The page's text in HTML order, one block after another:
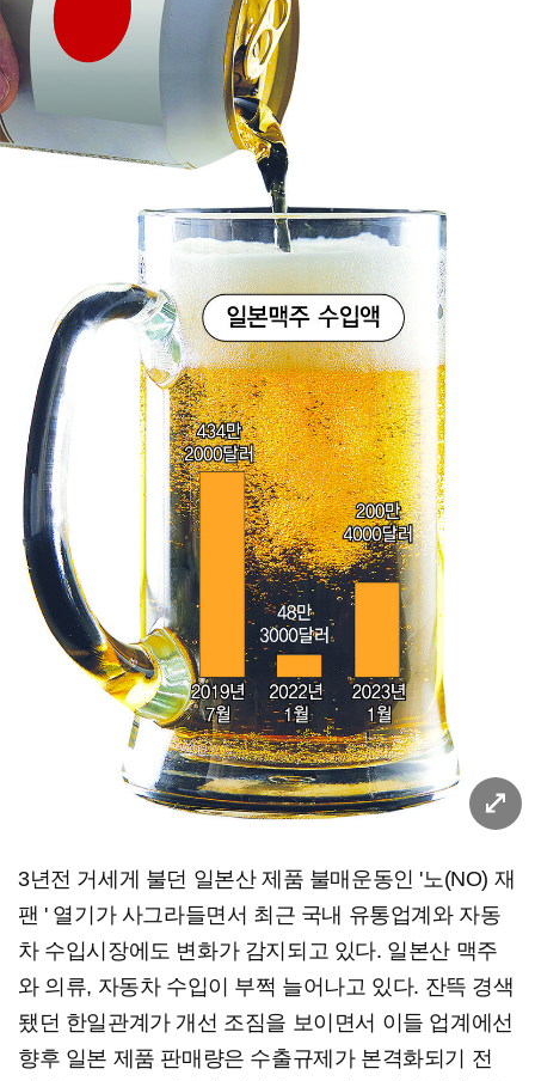
3년전 거세게 불던 일본산 제품 불매운동인 '노(NO) 재
팬 ' 열기가 사그라들면서 최근 국내 유통업계와 자동
차 수입시장에도 변화가 감지되고 있다. 일본산 맥주
와 의류, 자동차 수입이 부쩍 늘어나고 있다. 잔뜩 경색
됐던 한일관계가 개선 조짐을 보이면서 이들 업계에선
향후 일본 제품 판매량은 수출규제가 본격화되기 전